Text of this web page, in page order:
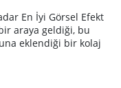
En İyi Görsel Efekt
araya geldiği, bu
eklendiği bir kolaj